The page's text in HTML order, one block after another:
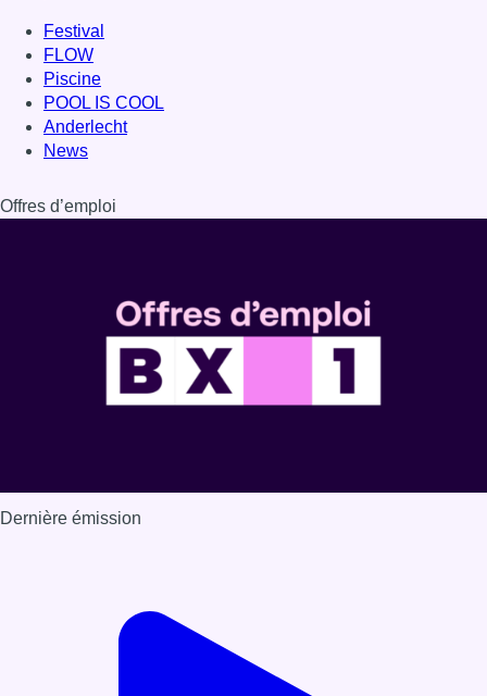
Festival
FLOW
Piscine
POOL IS COOL
Anderlecht
News
Offres d’emploi
Dernière émission